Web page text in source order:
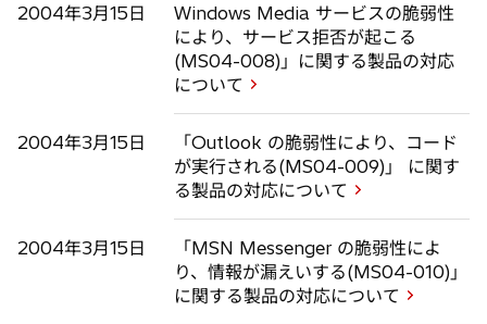
2004年3月15日
Windows Media サービスの脆弱性
により、サービス拒否が起こる
(MS04-008)」に関する製品の対応
について
2004年3月15日
「Outlook の脆弱性により、コード
が実行される(MS04-009)」 に関す
る製品の対応について
2004年3月15日
「MSN Messenger の脆弱性によ
り、情報が漏えいする(MS04-010)」
に関する製品の対応について